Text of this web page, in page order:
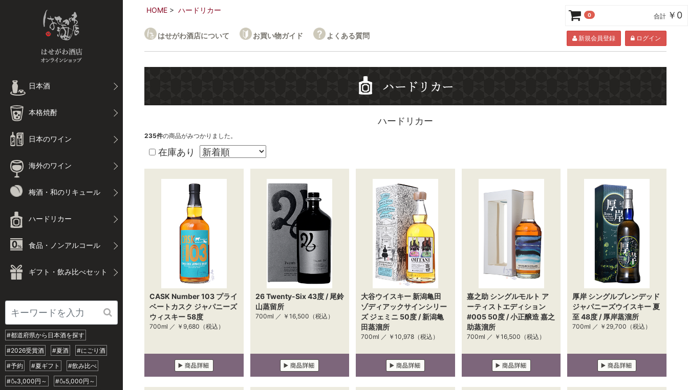
日本酒
本格焼酎
日本のワイン
海外のワイン
梅酒・和のリキュール
ハードリカー
食品・ノンアルコール
ギフト・飲み比べセット
#都道府県から日本酒を探す
#2026受賞酒
#夏酒
#にごり酒
#予約
#夏ギフト
#飲み比べ
#🍶3,000円～
#🍶5,000円～
HOME ハードリカー
はせがわ酒店について お買い物ガイド よくある質問 新規会員登録 ログイン
ハードリカー
235件の商品がみつかりました。
在庫あり
CASK Number 103 プライ
ベートカスク ジャパニーズ
ウィスキー 58度
700ml ／ ￥9,680 （税込）
26 Twenty-Six 43度 / 尾鈴
山蒸留所
700ml ／ ￥16,500 （税込）
大谷ウイスキー 新潟亀田
ゾディアックサインシリー
ズ ジェミニ 50度 / 新潟亀
田蒸溜所
700ml ／ ￥10,978 （税込）
嘉之助 シングルモルト ア
ーティストエディション
#005 50度 / 小正醸造 嘉之
助蒸溜所
700ml ／ ￥16,500 （税込）
厚岸 シングルブレンデッド
ジャパニーズウイスキー 夏
至 48度 / 厚岸蒸溜所
700ml ／ ￥29,700 （税込）
0 合計 ￥0